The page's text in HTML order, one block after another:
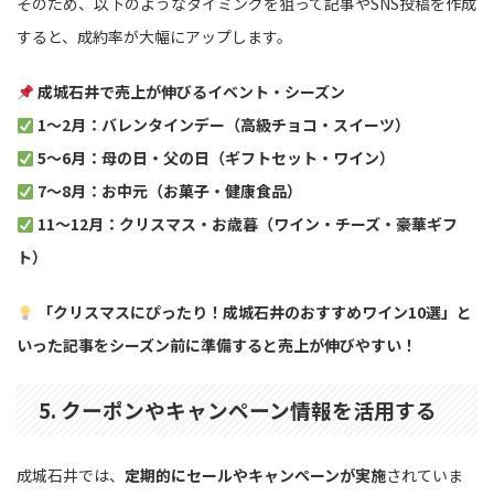
すると、成約率が大幅にアップします。
成城石井で売上が伸びるイベント・シーズン
1〜2月：バレンタインデー（高級チョコ・スイーツ）
5〜6月：母の日・父の日（ギフトセット・ワイン）
7〜8月：お中元（お菓子・健康食品）
11〜12月：クリスマス・お歳暮（ワイン・チーズ・豪華ギフ
ト）
「クリスマスにぴったり！成城石井のおすすめワイン10選」と
いった記事をシーズン前に準備すると売上が伸びやすい！
5. クーポンやキャンペーン情報を活用する
成城石井では、 定期的にセールやキャンペーンが実施されていま